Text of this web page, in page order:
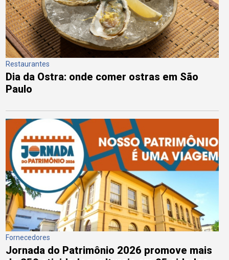
Restaurantes
Dia da Ostra: onde comer ostras em São
Paulo
Fornecedores
Jornada do Patrimônio 2026 promove mais